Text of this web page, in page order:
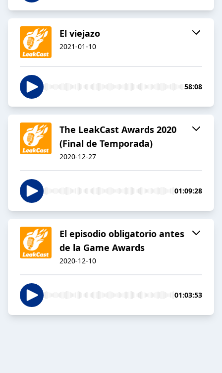
El viejazo
2021-01-10
58:08
The LeakCast Awards 2020
(Final de Temporada)
2020-12-27
01:09:28
El episodio obligatorio antes
de la Game Awards
2020-12-10
01:03:53